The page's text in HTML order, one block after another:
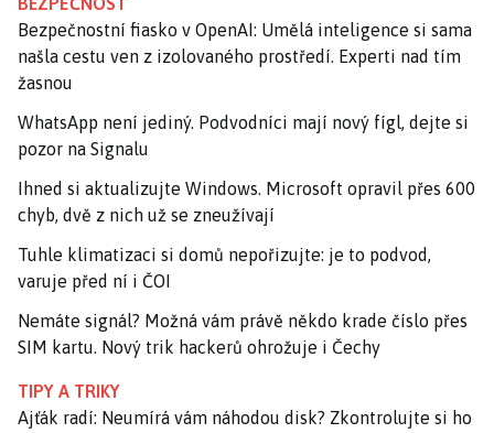
Bezpečnostní fiasko v OpenAI: Umělá inteligence si sama
našla cestu ven z izolovaného prostředí. Experti nad tím
žasnou
WhatsApp není jediný. Podvodníci mají nový fígl, dejte si
pozor na Signalu
Ihned si aktualizujte Windows. Microsoft opravil přes 600
chyb, dvě z nich už se zneužívají
Tuhle klimatizaci si domů nepořizujte: je to podvod,
varuje před ní i ČOI
Nemáte signál? Možná vám právě někdo krade číslo přes
SIM kartu. Nový trik hackerů ohrožuje i Čechy
TIPY A TRIKY
Ajťák radí: Neumírá vám náhodou disk? Zkontrolujte si ho